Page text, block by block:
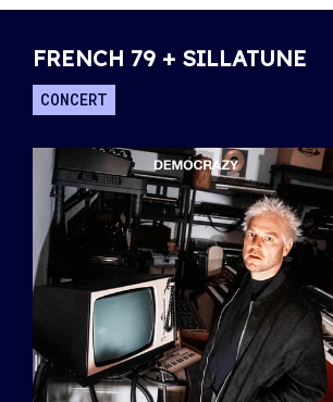
FRENCH 79 + SILLATUNE
CONCERT